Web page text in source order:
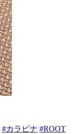
#カラビナ #ROOT